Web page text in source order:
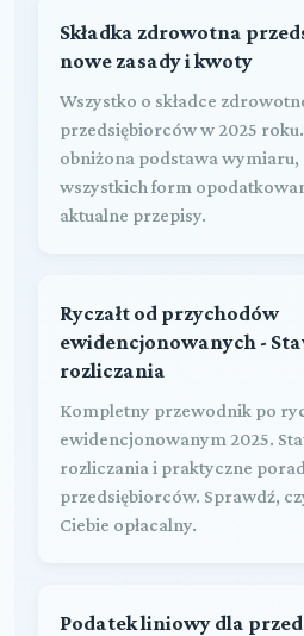
Składka zdrowotna
nowe zasady i kwoty
Wszystko o składce
przedsiębiorców w 2025
obniżona podstawa wymiaru,
wszystkich form
aktualne przepisy.
Ryczałt od przychodów
ewidencjonowanych -
rozliczania
Kompletny przewodnik po
ewidencjonowanym 2025.
rozliczania i praktyczne
przedsiębiorców. Sprawdź,
Ciebie opłacalny.
Podatek liniowy dla